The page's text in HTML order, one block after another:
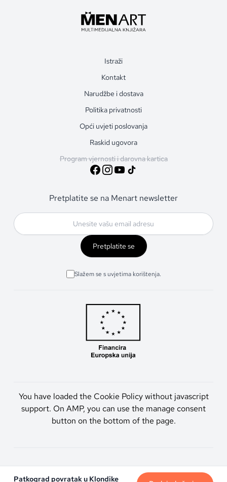
Patkograd povratak u Klondike
Istraži
Kontakt
Narudžbe i dostava
Politika privatnosti
Opći uvjeti poslovanja
Raskid ugovora
Program vjernosti i darovna kartica
Pretplatite se na Menart newsletter
Pretplatite se
Slažem se s uvjetima korištenja.
You have loaded the Cookie Policy without javascript
support. On AMP, you can use the manage consent
button on the bottom of the page.
Artmen d.o.o. © 2026. Sva prava pridržana.